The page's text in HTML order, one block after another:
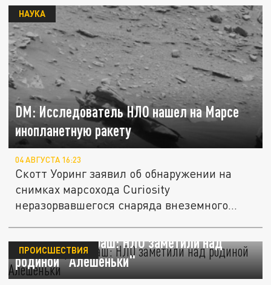
DM: Исследователь НЛО нашел на Марсе
инопланетную ракету
НАУКА
04 АВГУСТА 16:23
Скотт Уоринг заявил об обнаружении на
снимках марсохода Curiosity
неразорвавшегося снаряда внеземного...
Тайна озера Анбаш: НЛО заметили над
родиной "Алешеньки"
ПРОИСШЕСТВИЯ